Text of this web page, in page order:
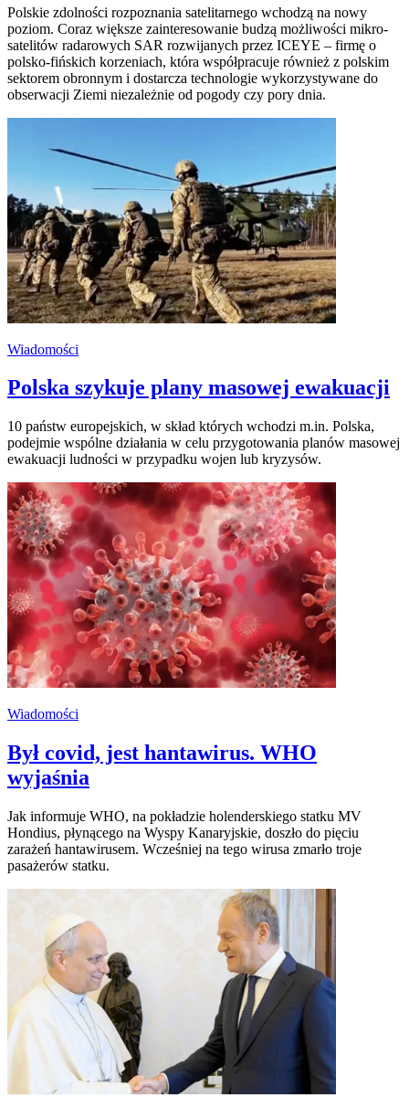
Polskie zdolności rozpoznania satelitarnego wchodzą na nowy
poziom. Coraz większe zainteresowanie budzą możliwości mikro-
satelitów radarowych SAR rozwijanych przez ICEYE – firmę o
polsko-fińskich korzeniach, która współpracuje również z polskim
sektorem obronnym i dostarcza technologie wykorzystywane do
obserwacji Ziemi niezależnie od pogody czy pory dnia.
Wiadomości
Polska szykuje plany masowej ewakuacji
10 państw europejskich, w skład których wchodzi m.in. Polska,
podejmie wspólne działania w celu przygotowania planów masowej
ewakuacji ludności w przypadku wojen lub kryzysów.
Wiadomości
Był covid, jest hantawirus. WHO
wyjaśnia
Jak informuje WHO, na pokładzie holenderskiego statku MV
Hondius, płynącego na Wyspy Kanaryjskie, doszło do pięciu
zarażeń hantawirusem. Wcześniej na tego wirusa zmarło troje
pasażerów statku.